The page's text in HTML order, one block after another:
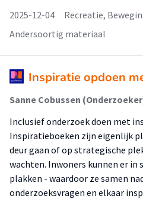
2025-12-04
Recreatie,
Andersoortig materiaal
Inspiratie opdoen
Sanne Cobussen
Inclusief onderzoek doen met
Inspiratieboeken zijn eigenlijk
deur gaan of op strategische
wachten. Inwoners kunnen er in
plakken - waardoor ze samen
onderzoeksvragen en elkaar